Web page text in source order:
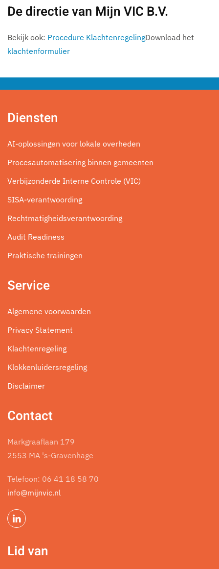
De directie van Mijn VIC B.V.
Bekijk ook: Procedure KlachtenregelingDownload het
klachtenformulier
Diensten
AI-oplossingen voor lokale overheden
Procesautomatisering binnen gemeenten
Verbijzonderde Interne Controle (VIC)
SISA-verantwoording
Rechtmatigheidsverantwoording
Audit Readiness
Praktische trainingen
Service
Algemene voorwaarden
Privacy Statement
Klachtenregeling
Klokkenluidersregeling
Disclaimer
Contact
Markgraaflaan 179
2553 MA 's-Gravenhage
Telefoon: 06 41 18 58 70
info@mijnvic.nl
Lid van